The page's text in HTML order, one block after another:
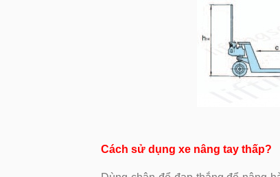
Cách sử dụng xe nâng tay thấp?